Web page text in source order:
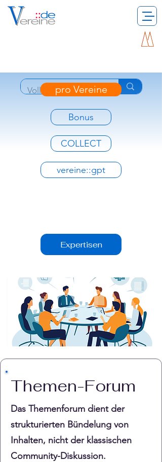
pro Vereine
Bonus
COLLECT
vereine::gpt
Expertisen
Themen-Forum
Das Themenforum dient der
strukturierten Bündelung von
Inhalten, nicht der klassischen
Community-Diskussion.